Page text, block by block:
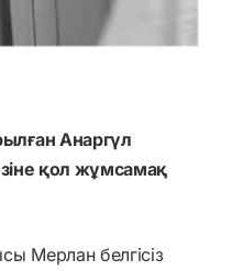
Анаргүл
қол жұмсамақ
Мерлан белгісіз